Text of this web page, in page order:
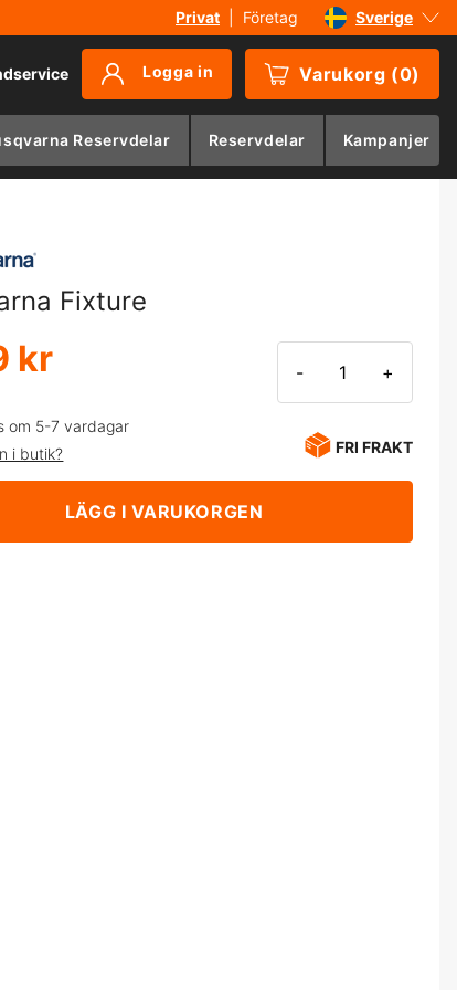
Privat Företag
Sverige
Danmark
Norge
Logga in Varukorg (0)
Reservdelar Reservdelar Kampanjer
Fixture
kr - +
om 5-7 vardagar
i butik?
FRI FRAKT
LÄGG I VARUKORGEN